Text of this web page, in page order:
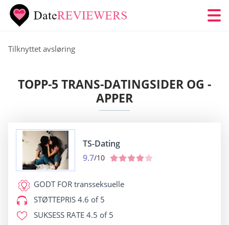
Tilknyttet avsløring
TOPP-5 TRANS-DATINGSIDER OG -
APPER
TS-Dating
9.7/10
GODT FOR transseksuelle
STØTTEPRIS 4.6 of 5
SUKSESS RATE 4.5 of 5